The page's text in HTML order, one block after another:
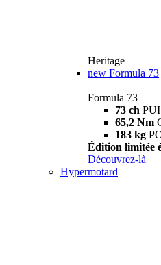
Heritage
new Formula 73
Formula 73
73 ch
65,2 Nm
183 kg
Édition limitée
Découvrez-là
Hypermotard